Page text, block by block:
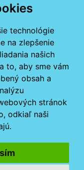
technológie
na zlepšenie
našich
to, aby sme vám
obsah a
stránok
odkiaľ naši
17. hod.